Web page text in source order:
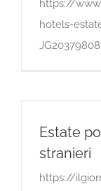
https://
hotels-
JG20379808
Estate
stranieri
https://